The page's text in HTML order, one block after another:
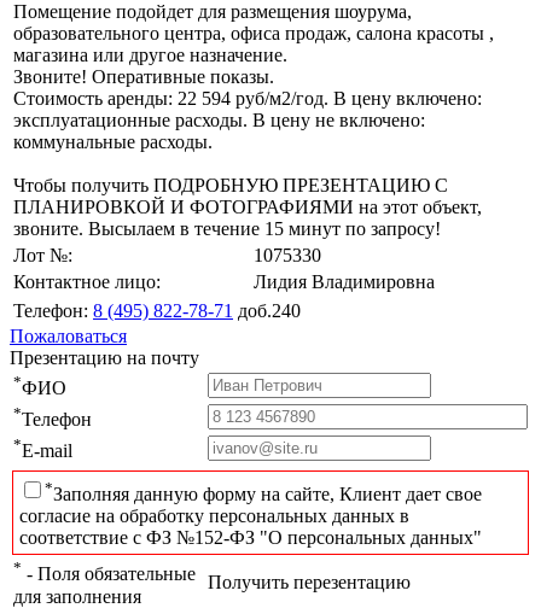
Помещение подойдет для размещения шоурума,
образовательного центра, офиса продаж, салона красоты ,
магазина или другое назначение.
Звоните! Оперативные показы.
Стоимость аренды: 22 594 руб/м2/год. В цену включено:
эксплуатационные расходы. В цену не включено:
коммунальные расходы.
Чтобы получить ПОДРОБНУЮ ПРЕЗЕНТАЦИЮ С
ПЛАНИРОВКОЙ И ФОТОГРАФИЯМИ на этот объект,
звоните. Высылаем в течение 15 минут по запросу!
Лот №:
1075330
Контактное лицо:
Лидия Владимировна
Телефон: 8 (495) 822-78-71 доб.240
Пожаловаться
Презентацию на почту
*ФИО
*Телефон
*E-mail
*Заполняя данную форму на сайте, Клиент дает свое
согласие на обработку персональных данных в
соответствие с ФЗ №152-ФЗ "О персональных данных"
* - Поля обязательные
для заполнения
Получить перезентацию